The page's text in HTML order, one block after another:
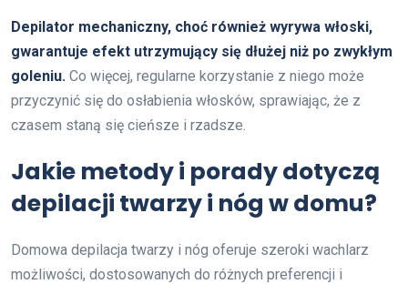
Depilator mechaniczny, choć również wyrywa włoski,
gwarantuje efekt utrzymujący się dłużej niż po zwykłym
goleniu. Co więcej, regularne korzystanie z niego może
przyczynić się do osłabienia włosków, sprawiając, że z
czasem staną się cieńsze i rzadsze.
Jakie metody i porady dotyczą
depilacji twarzy i nóg w domu?
Domowa depilacja twarzy i nóg oferuje szeroki wachlarz
możliwości, dostosowanych do różnych preferencji i